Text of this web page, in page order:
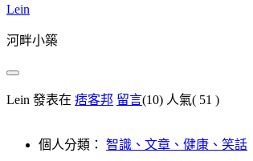
Lein
河畔小築
Lein 發表在 痞客邦 留言(10) 人氣( 51 )
個人分類： 智識、文章、健康、笑話